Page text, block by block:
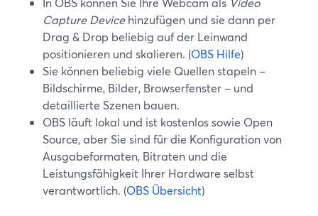
Capture Devicehinzufügen und sie dann per
Drag & Drop beliebig auf der Leinwand
positionieren und skalieren. (OBS Hilfe)
Sie können beliebig viele Quellen stapeln –
Bildschirme, Bilder, Browserfenster – und
detaillierte Szenen bauen.
OBS läuft lokal und ist kostenlos sowie Open
Source, aber Sie sind für die Konfiguration von
Ausgabeformaten, Bitraten und die
Leistungsfähigkeit Ihrer Hardware selbst
verantwortlich. (OBS Übersicht)